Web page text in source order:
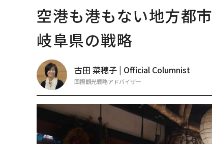
空港も港もない地方都
岐阜県の戦略
古田 菜穂子 | Official Columnist
国際観光戦略アドバイザー